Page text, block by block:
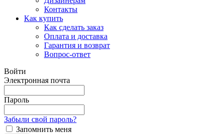
Контакты
Как купить
Как сделать заказ
Оплата и доставка
Гарантия и возврат
Вопрос-ответ
Войти
Электронная почта
Пароль
Забыли свой пароль?
Запомнить меня